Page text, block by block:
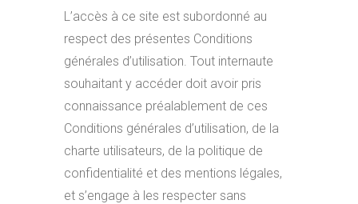
L’accès à ce site est subordonné au
respect des présentes Conditions
générales d’utilisation. Tout internaute
souhaitant y accéder doit avoir pris
connaissance préalablement de ces
Conditions générales d’utilisation, de la
charte utilisateurs, de la politique de
confidentialité et des mentions légales,
et s’engage à les respecter sans